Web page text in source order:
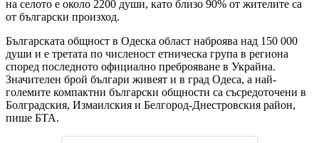
на селото е около 2200 души, като близо 90% от жителите са
от български произход.
Българската общност в Одеска област наброява над 150 000
души и е третата по численост етническа група в региона
според последното официално преброяване в Украйна.
Значителен брой българи живеят и в град Одеса, а най-
големите компактни български общности са съсредоточени в
Болградския, Измаилския и Белгород-Днестровския район,
пише БТА.